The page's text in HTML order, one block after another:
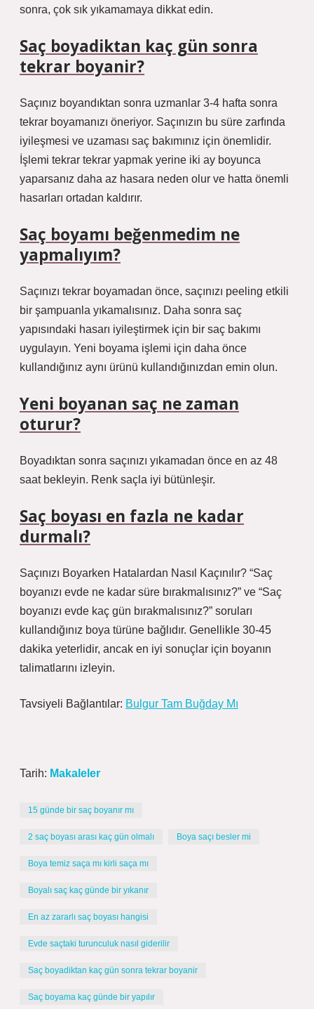
sonra, çok sık yıkamamaya dikkat edin.
Saç boyadiktan kaç gün sonra
tekrar boyanir?
Saçınız boyandıktan sonra uzmanlar 3-4 hafta sonra
tekrar boyamanızı öneriyor. Saçınızın bu süre zarfında
iyileşmesi ve uzaması saç bakımınız için önemlidir.
İşlemi tekrar tekrar yapmak yerine iki ay boyunca
yaparsanız daha az hasara neden olur ve hatta önemli
hasarları ortadan kaldırır.
Saç boyamı beğenmedim ne
yapmalıyım?
Saçınızı tekrar boyamadan önce, saçınızı peeling etkili
bir şampuanla yıkamalısınız. Daha sonra saç
yapısındaki hasarı iyileştirmek için bir saç bakımı
uygulayın. Yeni boyama işlemi için daha önce
kullandığınız aynı ürünü kullandığınızdan emin olun.
Yeni boyanan saç ne zaman
oturur?
Boyadıktan sonra saçınızı yıkamadan önce en az 48
saat bekleyin. Renk saçla iyi bütünleşir.
Saç boyası en fazla ne kadar
durmalı?
Saçınızı Boyarken Hatalardan Nasıl Kaçınılır? “Saç
boyanızı evde ne kadar süre bırakmalısınız?” ve “Saç
boyanızı evde kaç gün bırakmalısınız?” soruları
kullandığınız boya türüne bağlıdır. Genellikle 30-45
dakika yeterlidir, ancak en iyi sonuçlar için boyanın
talimatlarını izleyin.
Tavsiyeli Bağlantılar: Bulgur Tam Buğday Mı
Tarih: Makaleler
15 günde bir saç boyanır mı
2 saç boyası arası kaç gün olmalı Boya saçı besler mi
Boya temiz saça mı kirli saça mı
Boyalı saç kaç günde bir yıkanır
En az zararlı saç boyası hangisi
Evde saçtaki turunculuk nasıl giderilir
Saç boyadiktan kaç gün sonra tekrar boyanir
Saç boyama kaç günde bir yapılır